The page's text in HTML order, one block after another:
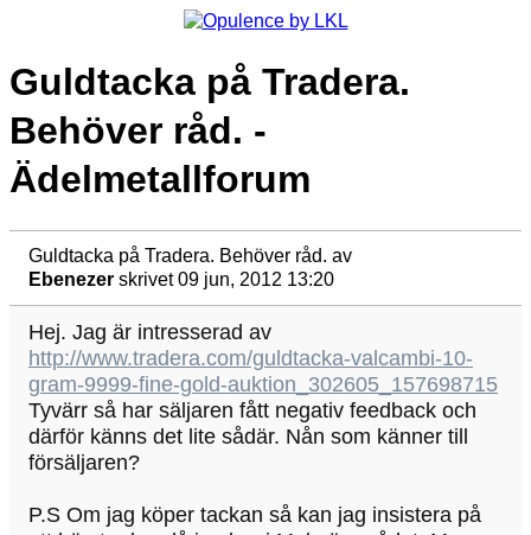
Guldtacka på Tradera.
Behöver råd. -
Ädelmetallforum
Guldtacka på Tradera. Behöver råd. av
Ebenezer skrivet 09 jun, 2012 13:20
Hej. Jag är intresserad av
http://www.tradera.com/guldtacka-valcambi-10-
gram-9999-fine-gold-auktion_302605_157698715
Tyvärr så har säljaren fått negativ feedback och
därför känns det lite sådär. Nån som känner till
försäljaren?
P.S Om jag köper tackan så kan jag insistera på